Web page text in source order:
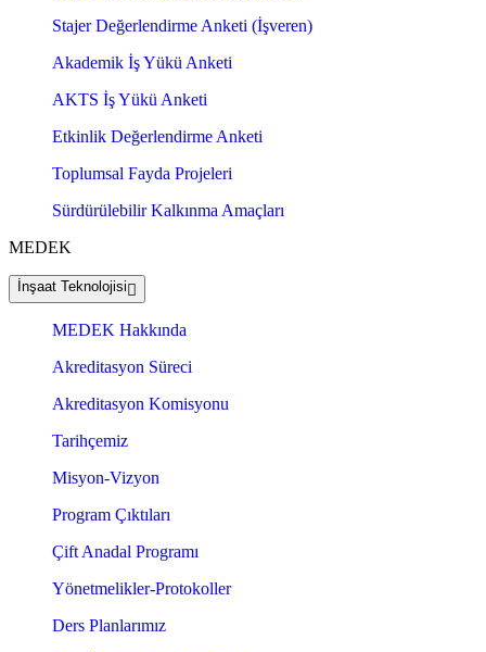
Stajer Değerlendirme Anketi (İşveren)
Akademik İş Yükü Anketi
AKTS İş Yükü Anketi
Etkinlik Değerlendirme Anketi
Toplumsal Fayda Projeleri
Sürdürülebilir Kalkınma Amaçları
MEDEK
İnşaat Teknolojisi
MEDEK Hakkında
Akreditasyon Süreci
Akreditasyon Komisyonu
Tarihçemiz
Misyon-Vizyon
Program Çıktıları
Çift Anadal Programı
Yönetmelikler-Protokoller
Ders Planlarımız